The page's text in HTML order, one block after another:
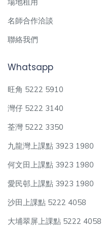
場地租用
名師合作洽談
聯絡我們
Whatsapp
旺角 5222 5910
灣仔 5222 3140
荃灣 5222 3350
九龍灣上課點 3923 1980
何文田上課點 3923 1980
愛民邨上課點 3923 1980
沙田上課點 5222 4058
大埔翠屏上課點 5222 4058